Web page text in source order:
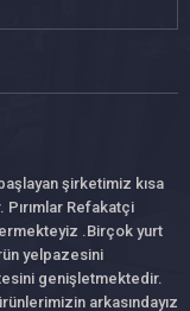
şirketimiz kısa
Pırımlar Refakatçi
.Birçok yurt
yelpazesini
genişletmektedir.
arkasındayız